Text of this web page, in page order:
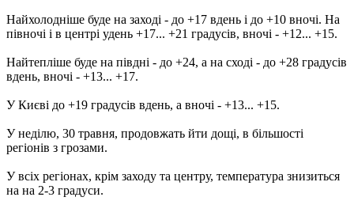
Найхолодніше буде на заході - до +17 вдень і до +10 вночі. На
півночі і в центрі удень +17... +21 градусів, вночі - +12... +15.
Найтепліше буде на півдні - до +24, а на сході - до +28 градусів
вдень, вночі - +13... +17.
У Києві до +19 градусів вдень, а вночі - +13... +15.
У неділю, 30 травня, продовжать йти дощі, в більшості
регіонів з грозами.
У всіх регіонах, крім заходу та центру, температура знизиться
на на 2-3 градуси.